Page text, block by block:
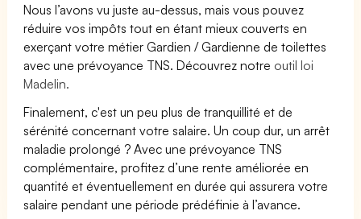
Nous l’avons vu juste au-dessus, mais vous pouvez
réduire vos impôts tout en étant mieux couverts en
exerçant votre métier Gardien / Gardienne de toilettes
avec une prévoyance TNS. Découvrez notre outil loi
Madelin.
Finalement, c'est un peu plus de tranquillité et de
sérénité concernant votre salaire. Un coup dur, un arrêt
maladie prolongé ? Avec une prévoyance TNS
complémentaire, profitez d’une rente améliorée en
quantité et éventuellement en durée qui assurera votre
salaire pendant une période prédéfinie à l’avance.